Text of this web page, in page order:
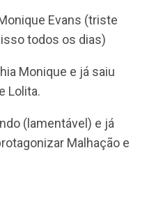
Evans (triste
todos os dias)
Monique e já saiu
Lolita.
(lamentável) e já
Malhação e